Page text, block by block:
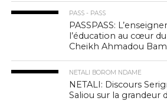
PASS - PASS
PASSPASS:
l’éducation au cœur
Cheikh Ahmadou
NETALI BOROM NDAME
NETALI: Discours
Saliou sur la grandeur